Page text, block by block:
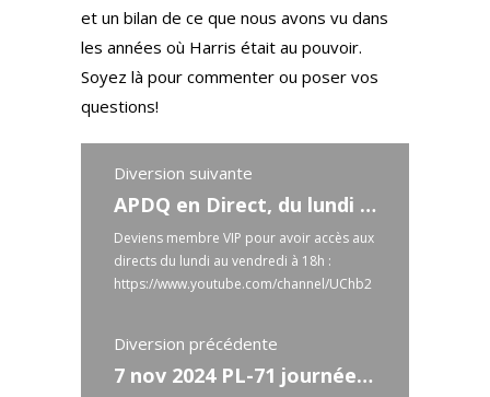
et un bilan de ce que nous avons vu dans
les années où Harris était au pouvoir.
Soyez là pour commenter ou poser vos
questions!
Diversion suivante
APDQ en Direct, du lundi au vendredi 18:00 - 8 novembre 2024
Deviens membre VIP pour avoir accès aux
directs du lundi au vendredi à 18h :
https://www.youtube.com/channel/UChb2
Read more
Diversion précédente
7 nov 2024 PL-71 journée complète